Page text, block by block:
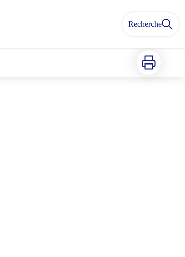
Recherche
Imprimer